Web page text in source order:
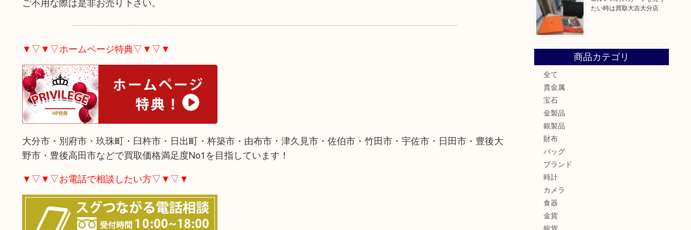
▼▽▼▽ホームページ特典▽▼▽▼
大分市・別府市・玖珠町・臼杵市・日出町・杵築市・由布市・津久見市・佐伯市・竹田市・宇佐市・日田市・豊後大
野市・豊後高田市などで買取価格満足度No1を目指しています！
▼▽▼▽お電話で相談したい方▽▼▽▼
たい時は買取大吉大分店
商品カテゴリ
全て
貴金属
宝石
金製品
銀製品
財布
バッグ
ブランド
時計
カメラ
食器
金貨
銀貨